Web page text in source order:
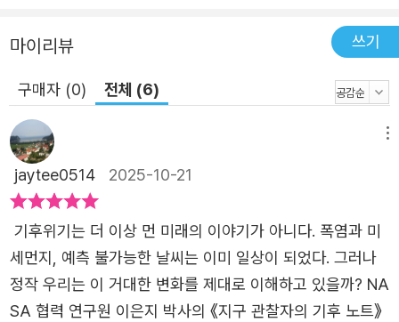
NASA 과학자 이은지 박사의 이 책은 독자들에게 그 길을
보다 이 책은 기후 위기를 과학자의 눈으로 냉철하게 분석하
면서도, 우리가 여전히 희망을 찾을 수 있음을 보여준다. 거
대한 위협 앞에서 무력감에 빠지는 대신, 구체적인 정보와
실천의 가능성을 확인할 때 우리는 비로소 기후 위기의 판을
바꿀 게임 체인저가 될 수 있다. 우리가 이 책을 읽어야 하는
이유는 바로 여기에 있다. 기후 위기는 모두의 이야기이며,
그 해답 또한 우리의 선택과 행동에 달려 있기 때문이다. 이
은지 박사는 NASA 연구실 문을 넘어, 재즈 뮤지션들과 함
께 ‘기후 이야기를 전하는 공연’을 기획한 이색적인 이력을
마이리뷰 쓰기
구매자 (0) 전체 (6)
jaytee0514 2025-10-21
기후위기는 더 이상 먼 미래의 이야기가 아니다. 폭염과 미
세먼지, 예측 불가능한 날씨는 이미 일상이 되었다. 그러나
정작 우리는 이 거대한 변화를 제대로 이해하고 있을까? NA
SA 협력 연구원 이은지 박사의 《지구 관찰자의 기후 노트》